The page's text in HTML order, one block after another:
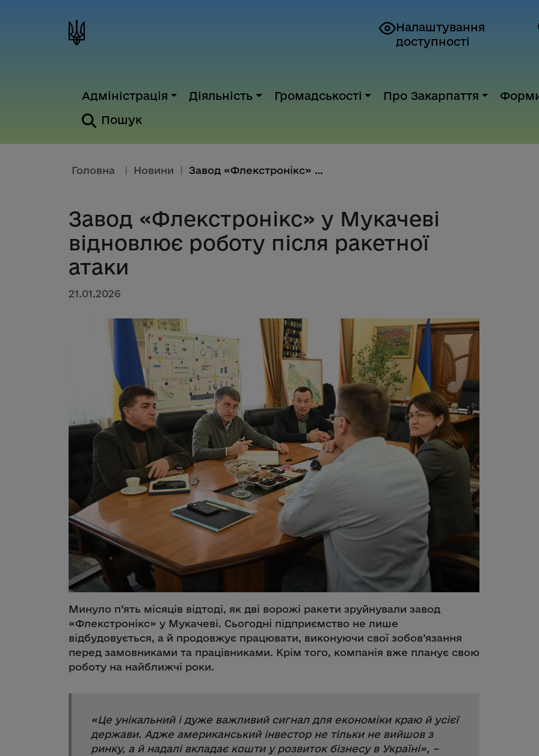
Налаштування
доступності
Адміністрація Діяльність Громадськості Про Закарпаття
Пошук
Головна Новини Завод «Флекстронікс» у Мукачев...
Завод «Флекстронікс» у Мукачеві
відновлює роботу після ракетної
атаки
21.01.2026
Минуло п’ять місяців відтоді, як дві ворожі ракети зруйнували завод
«Флекстронікс» у Мукачеві. Сьогодні підприємство не лише
відбудовується, а й продовжує працювати, виконуючи свої зобов’язання
перед замовниками та працівниками. Крім того, компанія вже планує свою
роботу на найближчі роки.
«Це унікальний і дуже важливий сигнал для економіки краю й усієї
держави. Адже американський інвестор не тільки не вийшов з
ринку, а й надалі вкладає кошти у розвиток бізнесу в Україні», –